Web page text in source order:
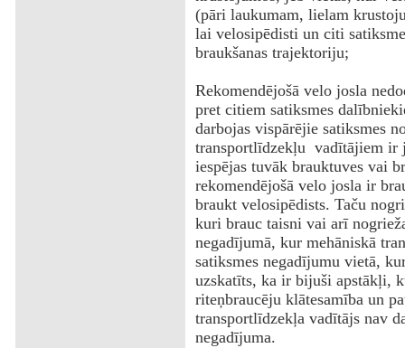
(pāri laukumam, lielam
lai velosipēdisti un citi
braukšanas trajektoriju;
Rekomendējošā velo josla
pret citiem satiksmes
darbojas vispārējie satiksmes
transportlīdzekļu vadītājiem ir
iespējas tuvāk brauktuves vai
rekomendējošā velo josla ir
braukt velosipēdists. Taču
kuri brauc taisni vai arī
negadījumā, kur mehāniskā
satiksmes negadījumu vietā,
uzskatīts, ka ir bijuši apstākļi,
riteņbraucēju klātesamība un
transportlīdzekļa vadītājs nav
negadījuma.